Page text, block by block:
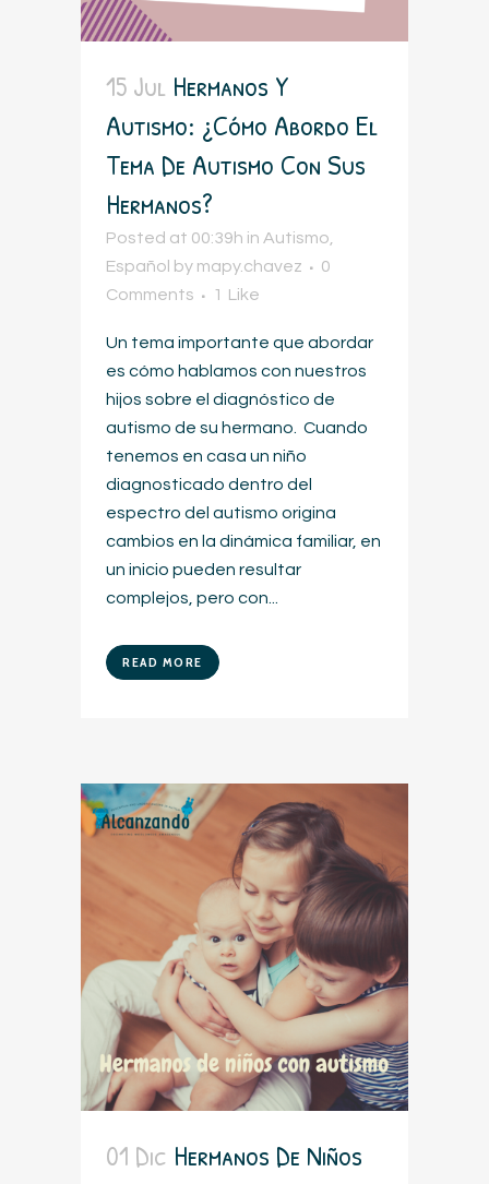
15 Jul Hermanos Y
Autismo: ¿Cómo Abordo El
Tema De Autismo Con Sus
Hermanos?
Posted at 00:39h in Autismo
Español by mapy.chavez
0
Comments
1 Like
Un tema importante que abordar
es cómo hablamos con nuestros
hijos sobre el diagnóstico de
autismo de su hermano. Cuando
tenemos en casa un niño
diagnosticado dentro del
espectro del autismo origina
cambios en la dinámica familiar, en
un inicio pueden resultar
complejos, pero con...
READ MORE
01 Dic Hermanos De Niños